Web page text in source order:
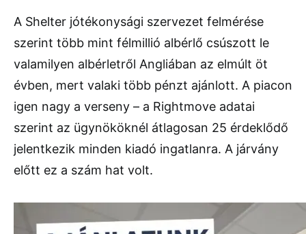
A Shelter jótékonysági szervezet felmérése
szerint több mint félmillió albérlő csúszott le
valamilyen albérletről Angliában az elmúlt öt
évben, mert valaki több pénzt ajánlott. A piacon
igen nagy a verseny – a Rightmove adatai
szerint az ügynököknél átlagosan 25 érdeklődő
jelentkezik minden kiadó ingatlanra. A járvány
előtt ez a szám hat volt.